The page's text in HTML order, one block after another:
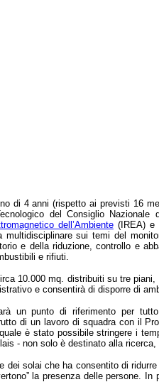
di 4 anni (rispetto ai previsti 16
del Consiglio
dell’Ambiente(IREA) e
multidisciplinare sui temi del
e della riduzione, controllo e
e rifiuti.
10.000 mq. distribuiti su tre
e consentirà di disporre di
un punto di riferimento per
di un lavoro di squadra con il
è stato possibile stringere i
- non solo è destinato alla
solai che ha consentito di
la presenza delle persone.